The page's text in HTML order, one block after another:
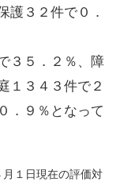
護３２件で０．
３５．２％、障
１３４３件で２
．９％となって
１日現在の評価対